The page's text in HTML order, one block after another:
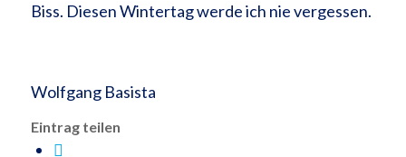
Biss. Diesen Wintertag werde ich nie vergessen.
Wolfgang Basista
Eintrag teilen